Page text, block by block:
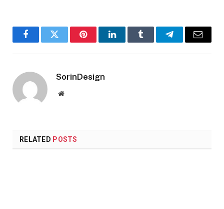
FacebookTwitter PinterestLinkedInTumblr TelegramEmail
SorinDesign
Website
RELATED POSTS